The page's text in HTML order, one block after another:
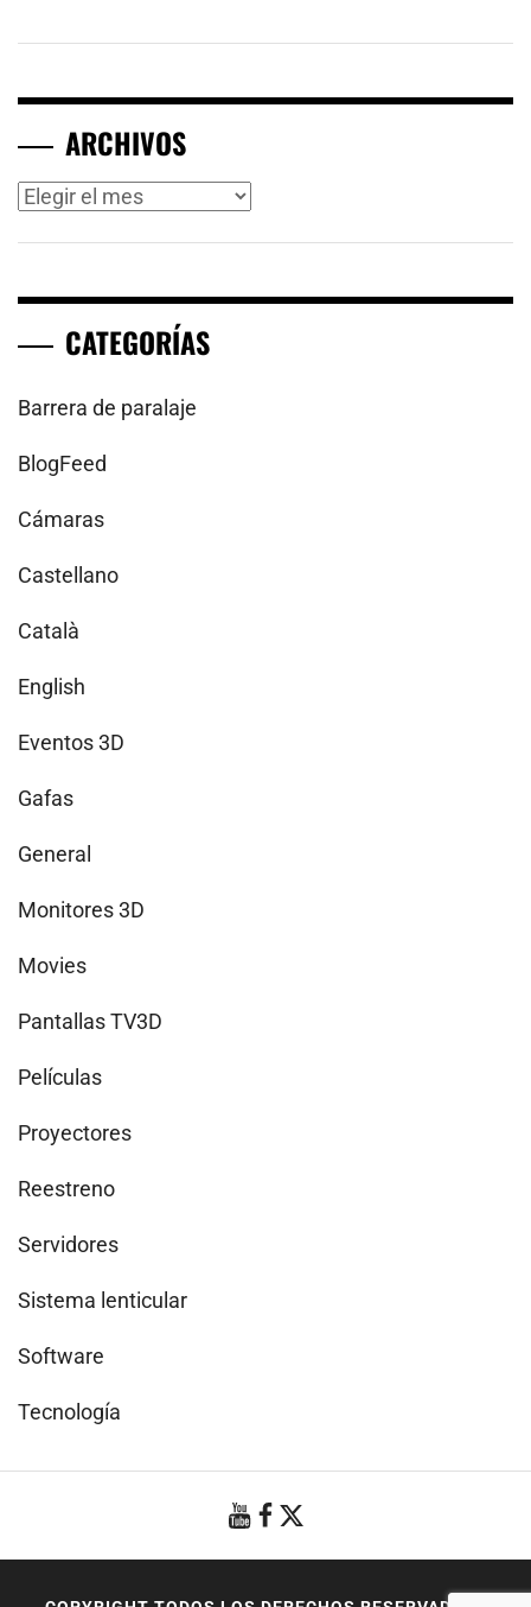
ARCHIVOS
Archivos
CATEGORÍAS
Barrera de paralaje
BlogFeed
Cámaras
Castellano
Català
English
Eventos 3D
Gafas
General
Monitores 3D
Movies
Pantallas TV3D
Películas
Proyectores
Reestreno
Servidores
Sistema lenticular
Software
Tecnología